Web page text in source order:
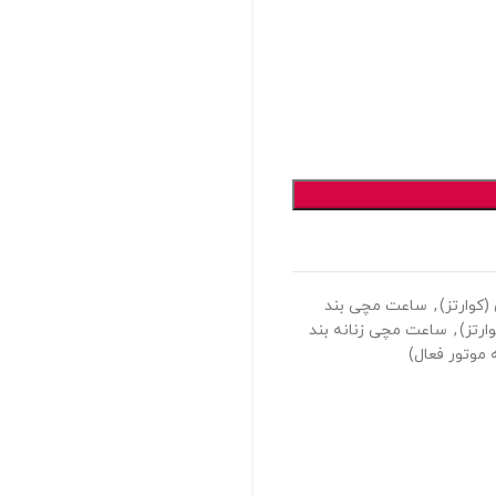
, ساعت مچی بند
, ساعت مچی زنانه بند
فعال)